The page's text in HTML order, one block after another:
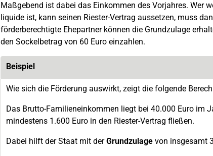
Maßgebend ist dabei das Einkommen des Vorjahres. Wer
liquide ist, kann seinen Riester-Vertrag aussetzen, muss
förderberechtigte Ehepartner können die Grundzulage
den Sockelbetrag von 60 Euro einzahlen.
Beispiel
Wie sich die Förderung auswirkt, zeigt die folgende
Das Brutto-Familieneinkommen liegt bei 40.000 Euro im
mindestens 1.600 Euro in den Riester-Vertrag fließen.
Dabei hilft der Staat mit derGrundzulage von insgesamt